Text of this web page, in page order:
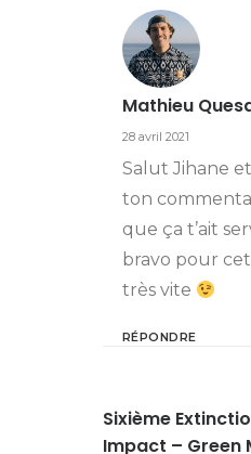
Mathieu
28 avril 2021
Salut Jihane
ton
que ça t’ait
bravo pour
très vite
RÉPONDRE
Sixième
Impact – Green